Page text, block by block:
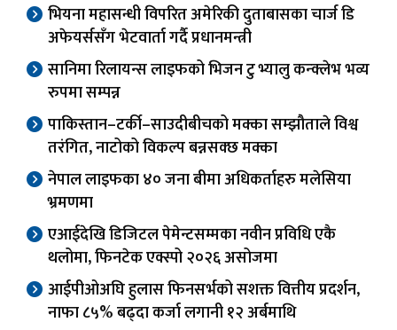
भियना महासन्धी विपरित अमेरिकी दुताबासका चार्ज डि
अफेयर्ससँग भेटवार्ता गर्दै प्रधानमन्त्री
सानिमा रिलायन्स लाइफको भिजन टु भ्यालु कन्क्लेभ भव्य
रुपमा सम्पन्न
पाकिस्तान–टर्की–साउदीबीचको मक्का सम्झौताले विश्व
तरंगित, नाटोको विकल्प बन्नसक्छ मक्का
नेपाल लाइफका ४० जना बीमा अधिकर्ताहरु मलेसिया
भ्रमणमा
एआईदेखि डिजिटल पेमेन्टसम्मका नवीन प्रविधि एकै
थलोमा, फिनटेक एक्स्पो २०२६ असोजमा
आईपीओअघि हुलास फिनसर्भको सशक्त वित्तीय प्रदर्शन,
नाफा ८५% बढ्दा कर्जा लगानी १२ अर्बमाथि